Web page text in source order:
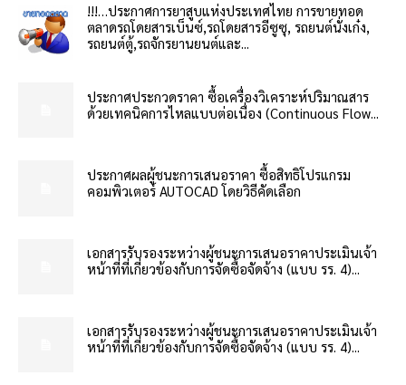
!!!…ประกาศการยาสูบแห่งประเทศไทย การขายทอด
ตลาดรถโดยสารเบ็นซ์,รถโดยสารอีซูซุ, รถยนต์นั่งเก๋ง,
รถยนต์ตู้,รถจักรยานยนต์และ...
ประกาศประกวดราคา ซื้อเครื่องวิเคราะห์ปริมาณสาร
ด้วยเทคนิคการไหลแบบต่อเนื่อง (Continuous Flow...
ประกาศผลผู้ชนะการเสนอราคา ซื้อสิทธิโปรแกรม
คอมพิวเตอร์ AUTOCAD โดยวิธีคัดเลือก
เอกสารรับรองระหว่างผู้ชนะการเสนอราคาประเมินเจ้า
หน้าที่ที่เกี่ยวข้องกับการจัดซื้อจัดจ้าง (แบบ รร. 4)...
เอกสารรับรองระหว่างผู้ชนะการเสนอราคาประเมินเจ้า
หน้าที่ที่เกี่ยวข้องกับการจัดซื้อจัดจ้าง (แบบ รร. 4)...